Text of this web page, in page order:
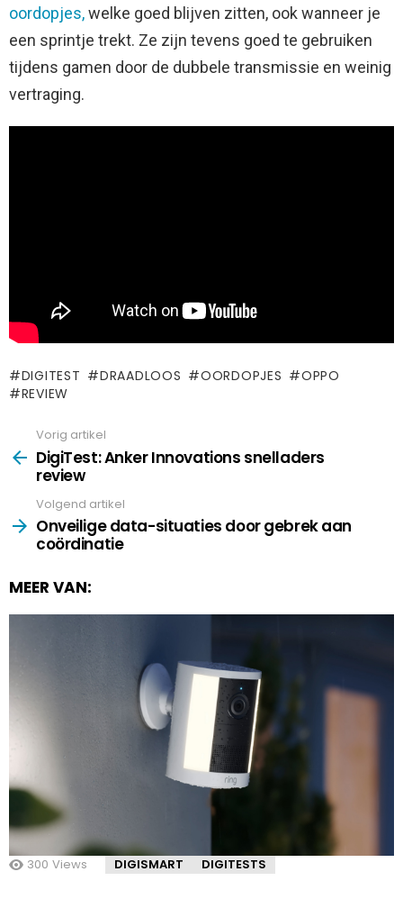
oordopjes,welke goed blijven zitten, ook wanneer je
een sprintje trekt. Ze zijn tevens goed te gebruiken
tijdens gamen door de dubbele transmissie en weinig
vertraging.
DIGITEST DRAADLOOS OORDOPJES
OPPO
REVIEW
more
Vorig artikel
DigiTest: Anker Innovations snelladers
review
Volgend artikel
Onveilige data-situaties door gebrek aan
coördinatie
MEER VAN:
300 Views DIGISMART DIGITESTS